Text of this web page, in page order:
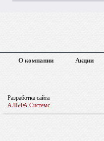
О компании Акции
Разработка сайта
АЛЬФА Системс